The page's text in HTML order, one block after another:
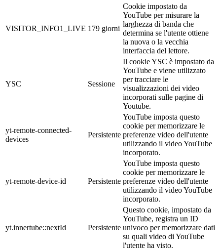
VISITOR_INFO1_LIVE 179 giorni
Cookie impostato da
YouTube per misurare la
larghezza di banda che
determina se l'utente ottiene
la nuova o la vecchia
interfaccia del lettore.
YSC Sessione
Il cookie YSC è impostato da
YouTube e viene utilizzato
per tracciare le
visualizzazioni dei video
incorporati sulle pagine di
Youtube.
yt-remote-connected-
devices
Persistente
YouTube imposta questo
cookie per memorizzare le
preferenze video dell'utente
utilizzando il video YouTube
incorporato.
yt-remote-device-id Persistente
YouTube imposta questo
cookie per memorizzare le
preferenze video dell'utente
utilizzando il video YouTube
incorporato.
yt.innertube::nextId Persistente
Questo cookie, impostato da
YouTube, registra un ID
univoco per memorizzare dati
su quali video di YouTube
l'utente ha visto.